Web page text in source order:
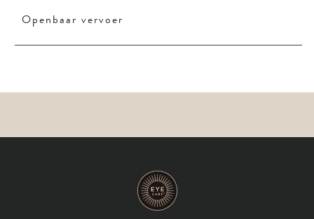
Openbaar vervoer